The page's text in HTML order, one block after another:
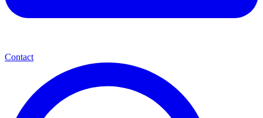
Contact